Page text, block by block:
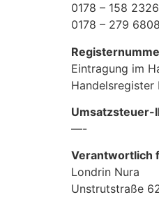
0178 – 158
0178 – 279
Eintragung im
Handelsregister
Umsatzsteuer-
—-
Verantwortlich
Londrin Nura
Unstrutstraße